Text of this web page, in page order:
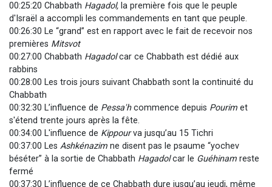
00:25:20 Chabbath Hagadol, la première fois que le peuple
d'Israël a accompli les commandements en tant que peuple.
00:26:30 Le “grand” est en rapport avec le fait de recevoir nos
premières Mitsvot
00:27:00 Chabbath Hagadolcar ce Chabbath est dédié aux
rabbins
00:28:00 Les trois jours suivant Chabbath sont la continuité du
Chabbath
00:32:30 L’influence de Pessa'hcommence depuis Pourim et
s'étend trente jours après la fête.
00:34:00 L'influence de Kippourva jusqu’au 15 Tichri
00:37:00 Les Ashkénazim ne disent pas le psaume “yochev
béséter” à la sortie de Chabbath Hagadolcar le Guéhinam reste
fermé
00:37:30 L’influence de ce Chabbath dure jusqu’au jeudi, même